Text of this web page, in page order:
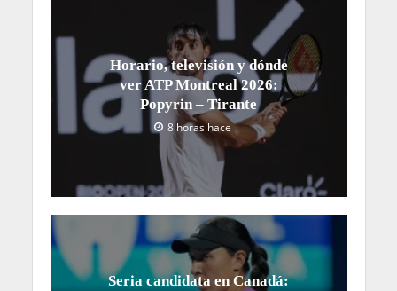
Horario, televisión y dónde
ver ATP Montreal 2026:
Popyrin – Tirante
8 horas hace
Seria candidata en Canadá: